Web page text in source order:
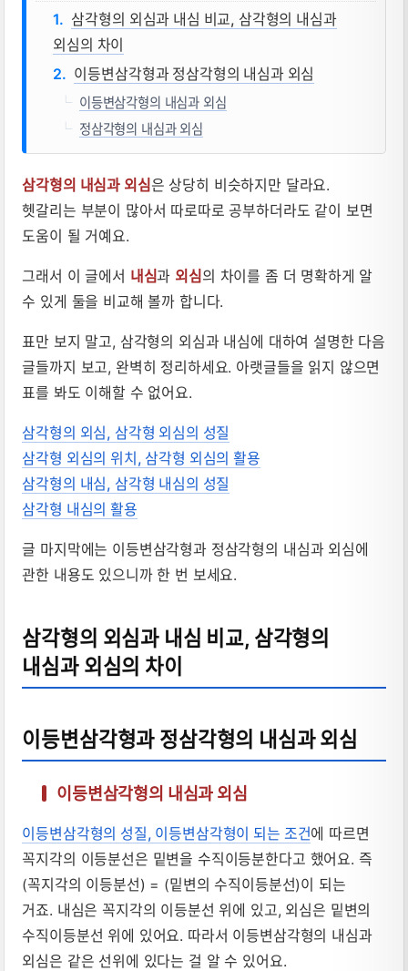
삼각형의 외심과 내심 비교, 삼각형의 내심과
외심의 차이
이등변삼각형과 정삼각형의 내심과 외심
이등변삼각형의 내심과 외심
정삼각형의 내심과 외심
삼각형의 내심과 외심은 상당히 비슷하지만 달라요.
헷갈리는 부분이 많아서 따로따로 공부하더라도 같이 보면
도움이 될 거예요.
그래서 이 글에서 내심과 외심의 차이를 좀 더 명확하게 알
수 있게 둘을 비교해 볼까 합니다.
표만 보지 말고, 삼각형의 외심과 내심에 대하여 설명한 다음
글들까지 보고, 완벽히 정리하세요. 아랫글들을 읽지 않으면
표를 봐도 이해할 수 없어요.
삼각형의 외심, 삼각형 외심의 성질
삼각형 외심의 위치, 삼각형 외심의 활용
삼각형의 내심, 삼각형 내심의 성질
삼각형 내심의 활용
글 마지막에는 이등변삼각형과 정삼각형의 내심과 외심에
관한 내용도 있으니까 한 번 보세요.
삼각형의 외심과 내심 비교, 삼각형의
내심과 외심의 차이
이등변삼각형과 정삼각형의 내심과 외심
이등변삼각형의 내심과 외심
이등변삼각형의 성질, 이등변삼각형이 되는 조건에 따르면
꼭지각의 이등분선은 밑변을 수직이등분한다고 했어요. 즉
(꼭지각의 이등분선) = (밑변의 수직이등분선)이 되는
거죠. 내심은 꼭지각의 이등분선 위에 있고, 외심은 밑변의
수직이등분선 위에 있어요. 따라서 이등변삼각형의 내심과
외심은 같은 선위에 있다는 걸 알 수 있어요.